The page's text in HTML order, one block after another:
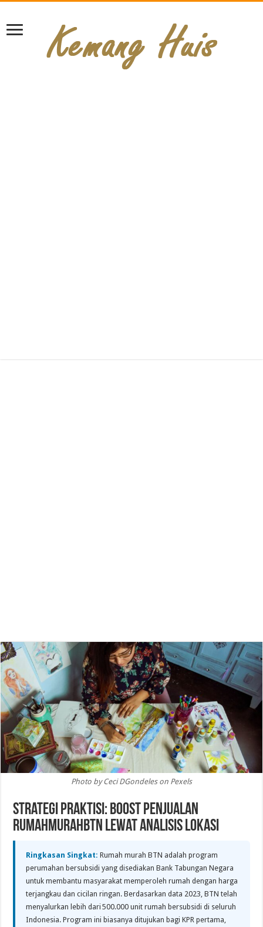
Photo by Ceci DGondeles on Pexels
Strategi Praktisi: Boost Penjualan
rumahmurahbtn lewat Analisis Lokasi
Ringkasan Singkat: Rumah murah BTN adalah program
perumahan bersubsidi yang disediakan Bank Tabungan Negara
untuk membantu masyarakat memperoleh rumah dengan harga
terjangkau dan cicilan ringan. Berdasarkan data 2023, BTN telah
menyalurkan lebih dari 500.000 unit rumah bersubsidi di seluruh
Indonesia. Program ini biasanya ditujukan bagi KPR pertama,